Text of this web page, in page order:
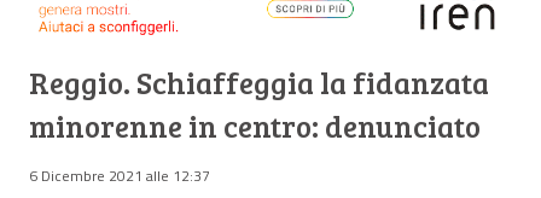
Reggio. Schiaffeggia la fidanzata
minorenne in centro: denunciato
6 Dicembre 2021 alle 12:37